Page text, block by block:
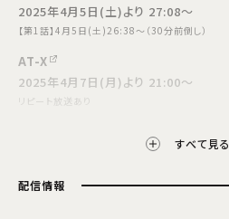
2025年4月5日(土)より 27:08～
【第1話】4月5日(土)26:38～（30分前倒し）
AT-X
2025年4月7日(月)より 21:00～
リピート放送あり
すべて見る
配信情報